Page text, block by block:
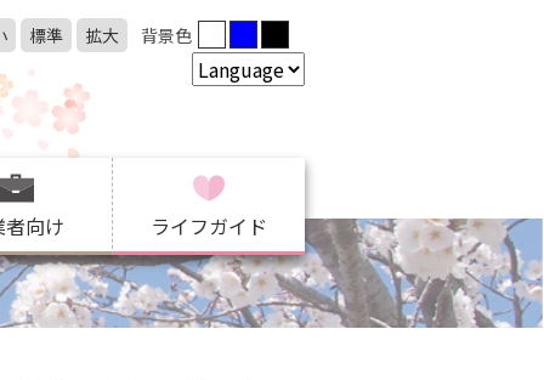
標準 拡大 背景色
者向け ライフガイド